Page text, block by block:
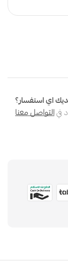
اي استفسار؟
فيالتواصل معنا